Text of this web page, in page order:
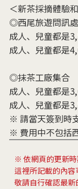
＜新茶採摘體驗
◎西尾旅遊問訊
成人、兒童都是
成人、兒童都是
◎抹茶工廠集合
成人、兒童都是
成人、兒童都是
※ 請當天簽到時
※ 費用中不包括
※ 依網頁的更新時
這裡所記載的內容
敬請自行確認最新